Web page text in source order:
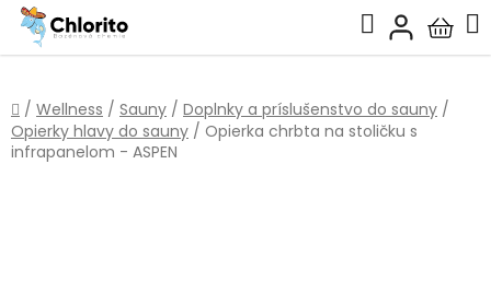
Prejsť
obsah
Hľadať
košík
Domov
/ Wellness / Sauny / Doplnky a príslušenstvo do sauny /
Opierky hlavy do sauny / Opierka chrbta na stoličku s
infrapanelom - ASPEN